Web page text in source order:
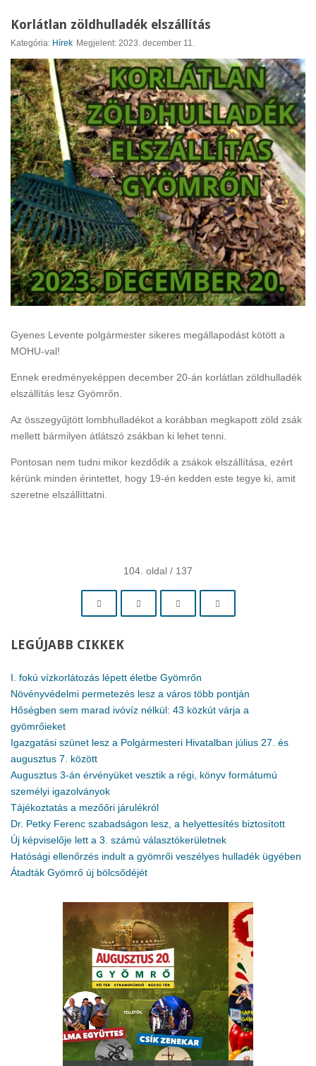
Korlátlan zöldhulladék elszállítás
Kategória: Hírek Megjelent: 2023. december 11.
Gyenes Levente polgármester sikeres megállapodást kötött a
MOHU-val!
Ennek eredményeképpen december 20-án korlátlan zöldhulladék
elszállítás lesz Gyömrőn.
Az összegyűjtött lombhulladékot a korábban megkapott zöld zsák
mellett bármilyen átlátszó zsákban ki lehet tenni.
Pontosan nem tudni mikor kezdődik a zsákok elszállítása, ezért
kérünk minden érintettet, hogy 19-én kedden este tegye ki, amit
szeretne elszállíttatni.
104. oldal / 137
LEGÚJABB CIKKEK
I. fokú vízkorlátozás lépett életbe Gyömrőn
Növényvédelmi permetezés lesz a város több pontján
Hőségben sem marad ivóvíz nélkül: 43 közkút várja a
gyömrőieket
Igazgatási szünet lesz a Polgármesteri Hivatalban július 27. és
augusztus 7. között
Augusztus 3-án érvényüket vesztik a régi, könyv formátumú
személyi igazolványok
Tájékoztatás a mezőőri járulékról
Dr. Petky Ferenc szabadságon lesz, a helyettesítés biztosított
Új képviselője lett a 3. számú választókerületnek
Hatósági ellenőrzés indult a gyömrői veszélyes hulladék ügyében
Átadták Gyömrő új bölcsődéjét